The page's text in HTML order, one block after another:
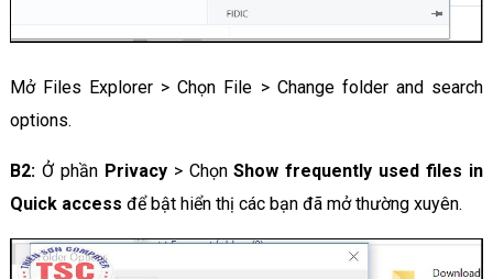
Mở Files Explorer > Chọn File > Change folder and search
options.
B2:Ở phần Privacy> ChọnShow frequently used files in
Quick access để bật hiển thị các bạn đã mở thường xuyên.